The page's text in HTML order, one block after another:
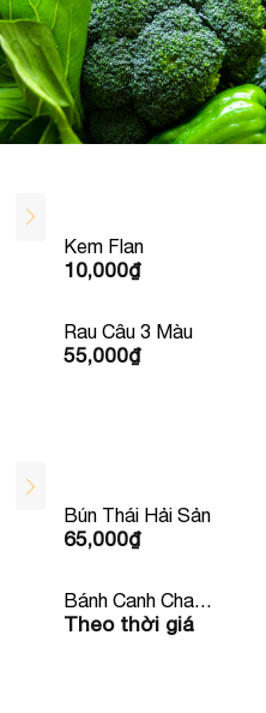
Kem Flan
10,000₫
Rau Câu 3 Màu
55,000₫
Bún Thái Hải Sản
65,000₫
Bánh Canh Chay
Kèm Quẩy
Theo thời giá